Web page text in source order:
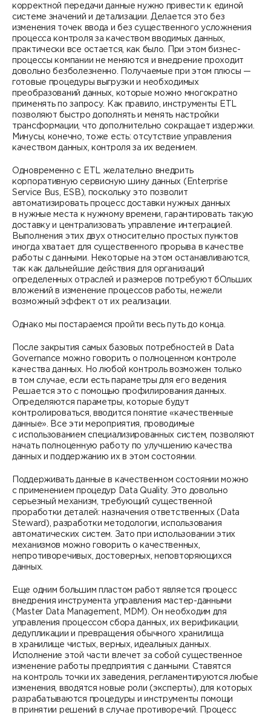
корректной передачи данные нужно привести к единой
системе значений и детализации. Делается это без
изменения точек ввода и без существенного усложнения
процесса контроля за качеством вводимых данных,
практически все остается, как было. При этом бизнес-
процессы компании не меняются и внедрение проходит
довольно безболезненно. Получаемые при этом плюсы —
готовые процедуры выгрузки и необходимых
преобразований данных, которые можно многократно
применять по запросу. Как правило, инструменты ETL
позволяют быстро дополнять и менять настройки
трансформации, что дополнительно сокращает издержки.
Минусы, конечно, тоже есть: отсутствие управления
качеством данных, контроля за их ведением.
Одновременно с ETL желательно внедрить
корпоративную сервисную шину данных (Enterprise
Service Bus, ESB), поскольку это позволит
автоматизировать процесс доставки нужных данных
в нужные места к нужному времени, гарантировать такую
доставку и централизовать управление интеграцией.
Выполнения этих двух относительно простых пунктов
иногда хватает для существенного прорыва в качестве
работы с данными. Некоторые на этом останавливаются,
так как дальнейшие действия для организаций
определенных отраслей и размеров потребуют бОльших
вложений в изменение процессов работы, нежели
возможный эффект от их реализации.
Однако мы постараемся пройти весь путь до конца.
После закрытия самых базовых потребностей в Data
Governance можно говорить о полноценном контроле
качества данных. Но любой контроль возможен только
в том случае, если есть параметры для его ведения.
Решается это с помощью профилирования данных.
Определяются параметры, которые будут
контролироваться, вводится понятие «качественные
данные». Все эти мероприятия, проводимые
с использованием специализированных систем, позволяют
начать полноценную работу по улучшению качества
данных и поддержанию их в этом состоянии.
Поддерживать данные в качественном состоянии можно
с применением процедур Data Quality. Это довольно
серьезный механизм, требующий существенной
проработки деталей: назначения ответственных (Data
Steward), разработки методологии, использования
автоматических систем. Зато при использовании этих
механизмов можно говорить о качественных,
непротиворечивых, достоверных, неповторяющихся
данных.
Еще одним большим пластом работ является процесс
внедрения инструмента управления мастер-данными
(Master Data Management, MDM). Он необходим для
управления процессом сбора данных, их верификации,
дедупликации и превращения обычного хранилища
в хранилище чистых, верных, идеальных данных.
Исполнение этой части влечет за собой существенное
изменение работы предприятия с данными. Ставятся
на контроль точки их заведения, регламентируются любые
изменения, вводятся новые роли (эксперты), для которых
разрабатываются процедуры и инструменты помощи
в принятии решений в случае противоречий. Процесс